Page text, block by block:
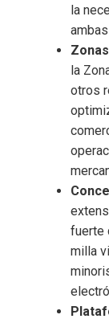
la
la
otros
fuerte
milla